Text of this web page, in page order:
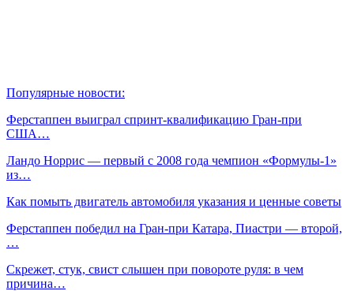
Популярные новости:
Ферстаппен выиграл спринт-квалификацию Гран‑при
США…
Ландо Норрис — первый с 2008 года чемпион «Формулы‑1»
из…
Как помыть двигатель автомобиля указания и ценные советы
Ферстаппен победил на Гран‑при Катара, Пиастри — второй,
…
Скрежет, стук, свист слышен при повороте руля: в чем
причина…